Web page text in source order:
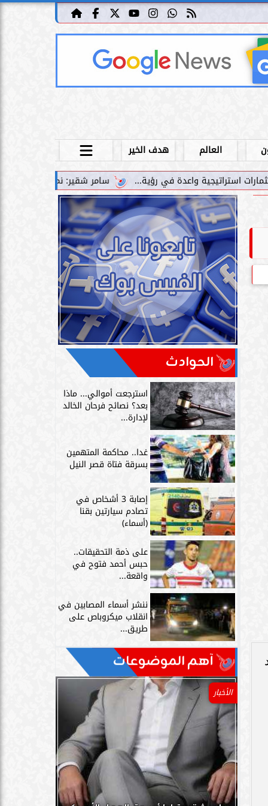
العالم
هدف الخير
سامر شقير: نمو صناديق الاستثمار الخاصة دليل حي
الحوادث
استرجعت أموالي... ماذا
بعد؟ نصائح فرحان الخالد
لإدارة...
غدا.. محاكمة المتهمين
بسرقة فتاة قصر النيل
إصابة 3 أشخاص في
تصادم سيارتين بقنا
(أسماء)
على ذمة التحقيقات..
حبس أحمد فتوح في
واقعة...
ننشر أسماء المصابين في
انقلاب ميكروباص على
طريق...
آهم الموضوعات
الأخبار